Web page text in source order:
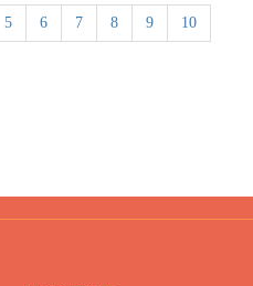
5 6 7 8 9 10